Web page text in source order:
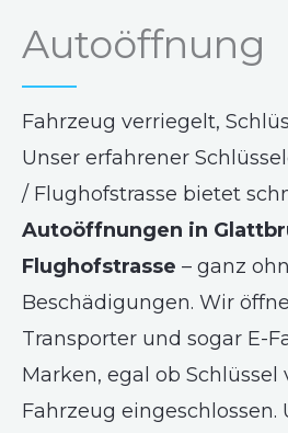
Autoöffnung
Fahrzeug verriegelt,
Unser erfahrener
/ Flughofstrasse bietet
Autoöffnungen in
Flughofstrasse – ganz
Beschädigungen. Wir
Transporter und sogar E-
Marken, egal ob Schlüssel
Fahrzeug eingeschlossen.